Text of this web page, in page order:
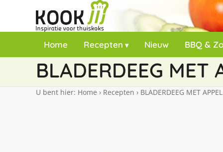
Home Recepten Nieuw BBQ &
BLADERDEEG MET
U bent hier: Home › Recepten › BLADERDEEG MET